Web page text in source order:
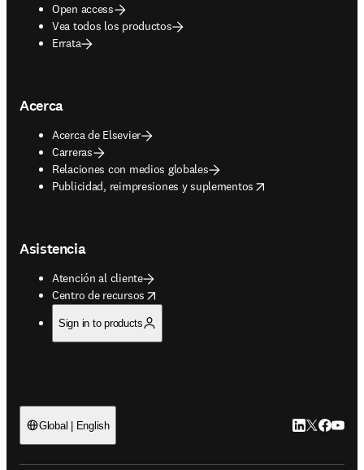
Open access
Vea todos los productos
Errata
Acerca
Acerca de Elsevier
Carreras
Relaciones con medios globales
Publicidad, reimpresiones y suplementos
opens in new tab/window
Asistencia
Atención al cliente
Centro de recursos
opens in new tab/window
Sign in to products
Global | English LinkedIn se
Twitter se